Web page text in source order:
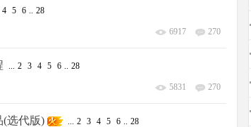
4 5 6 .. 28
6917 270
... 2 3 4 5 6 .. 28
5831 270
(选代版) ... 2 3 4 5 6 .. 28